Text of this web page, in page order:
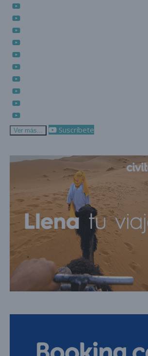
Ver más... Suscríbete